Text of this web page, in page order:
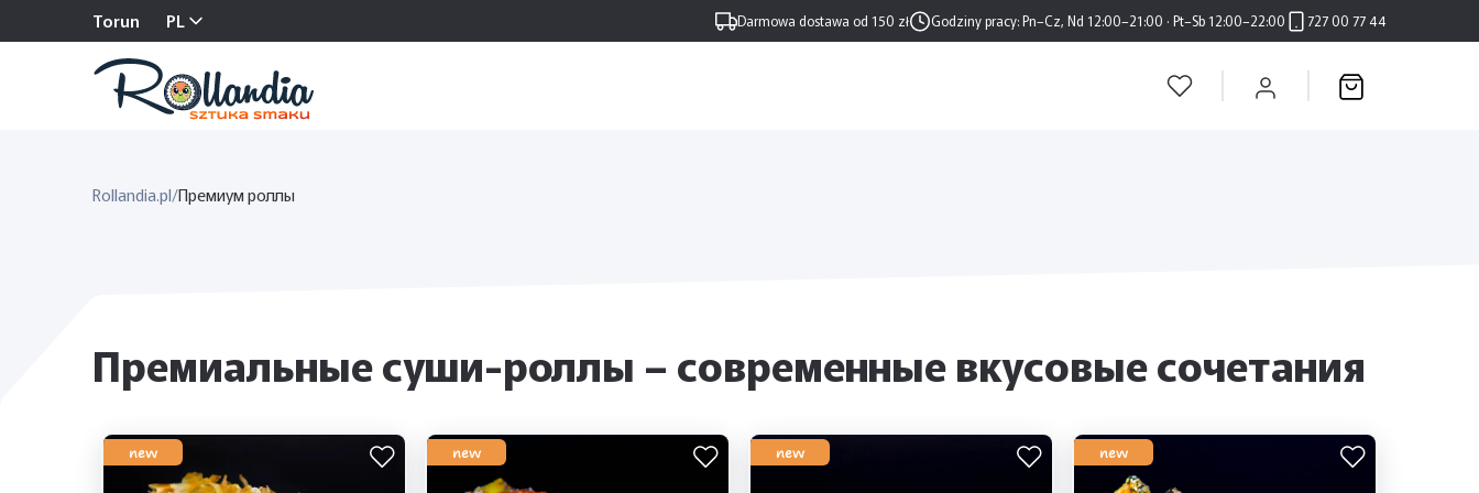
Torun PL Darmowa dostawa od 150 zł Godziny pracy:Pn–Cz, Nd 12:00–21:00 · Pt–Sb 12:00–22:00 727 00 77 44
Rollandia.pl/Премиум роллы
Премиальные суши-роллы – современные вкусовые сочетания
new new new new